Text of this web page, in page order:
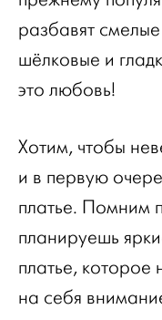
разбавят
шёлковые и
это любовь!
Хотим, чтобы
и в первую
платье. Помним
планируешь
платье, которое
на себя